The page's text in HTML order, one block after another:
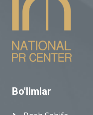
Bo'limlar